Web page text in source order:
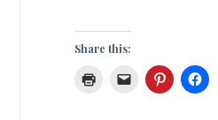
Share this: